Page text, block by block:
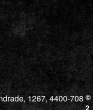
1267, 4400-708 ©
2